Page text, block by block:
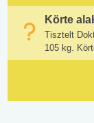
Körte
Tisztelt
105 kg.